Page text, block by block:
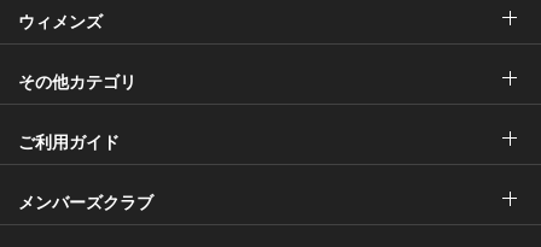
ウィメンズ
その他カテゴリ
ご利用ガイド
メンバーズクラブ